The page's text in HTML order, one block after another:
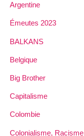
Argentine
Émeutes 2023
BALKANS
Belgique
Big Brother
Capitalisme
Colombie
Colonialisme, Racisme